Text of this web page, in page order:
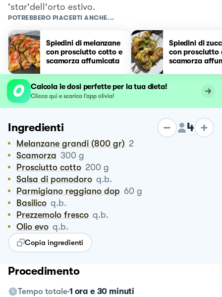
'star'dell'orto estivo.
POTREBBERO PIACERTI ANCHE...
Spiedini di melanzane
con prosciutto cotto e
scamorza affumicata
Spiedini di
con prosciutto
scamorza
Calcola le dosi perfette per la tua dieta!
Clicca qui e scarica l’app olivia!
Ingredienti 4
Melanzane grandi (800 gr) 2
Scamorza 300 g
Prosciutto cotto 200 g
Salsa di pomodoro q.b.
Parmigiano reggiano dop 60 g
Basilico q.b.
Prezzemolo fresco q.b.
Olio evo q.b.
Copia ingredienti
Procedimento
Tempo totale 1 ora e 30 minuti